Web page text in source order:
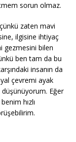
sorun olmaz.
zaten mavi
ilgisine ihtiyaç
gezmesini bilen
ben tam da bu
insanın da
çevremi ayak
Eğer
hızlı